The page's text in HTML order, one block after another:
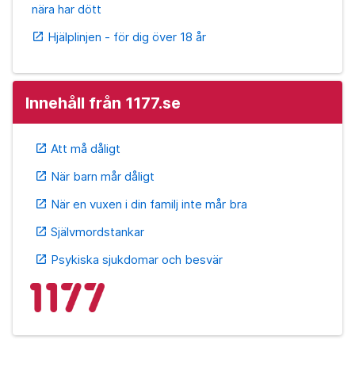
nära har dött
open_in_new Hjälplinjen - för dig över 18 år
Innehåll från 1177.se
open_in_new Att må dåligt
open_in_new När barn mår dåligt
open_in_new När en vuxen i din familj inte mår bra
open_in_new Självmordstankar
open_in_new Psykiska sjukdomar och besvär